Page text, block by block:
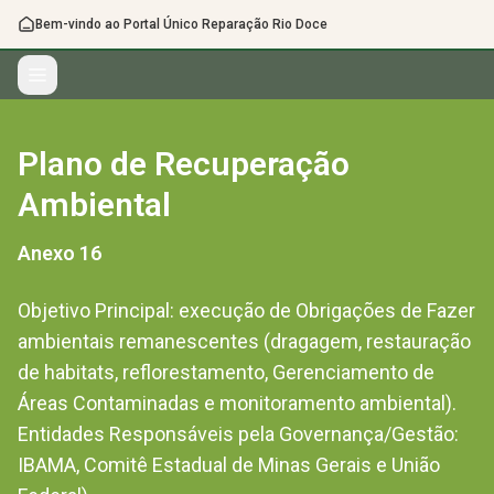
Bem-vindo ao Portal Único Reparação Rio Doce
Plano de Recuperação
Ambiental
Anexo 16
Objetivo Principal: execução de Obrigações de Fazer
ambientais remanescentes (dragagem, restauração
de habitats, reflorestamento, Gerenciamento de
Áreas Contaminadas e monitoramento ambiental).
Entidades Responsáveis pela Governança/Gestão:
IBAMA, Comitê Estadual de Minas Gerais e União